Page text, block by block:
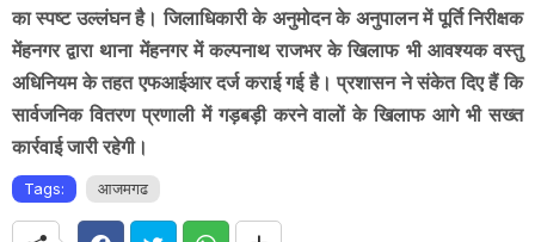
का स्पष्ट उल्लंघन है। जिलाधिकारी के अनुमोदन के अनुपालन में पूर्ति निरीक्षक
मेंहनगर द्वारा थाना मेंहनगर में कल्पनाथ राजभर के खिलाफ भी आवश्यक वस्तु
अधिनियम के तहत एफआईआर दर्ज कराई गई है। प्रशासन ने संकेत दिए हैं कि
सार्वजनिक वितरण प्रणाली में गड़बड़ी करने वालों के खिलाफ आगे भी सख्त
कार्रवाई जारी रहेगी।
Tags: आजमगढ